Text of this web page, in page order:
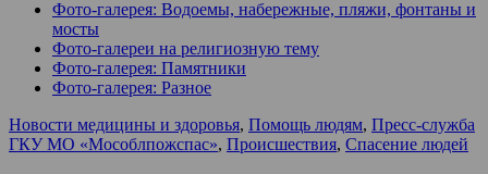
Фото-галерея: Водоемы, набережные, пляжи, фонтаны и
мосты
Фото-галереи на религиозную тему
Фото-галерея: Памятники
Фото-галерея: Разное
Новости медицины и здоровья, Помощь людям, Пресс-служба
ГКУ МО «Мособлпожспас», Происшествия, Спасение людей